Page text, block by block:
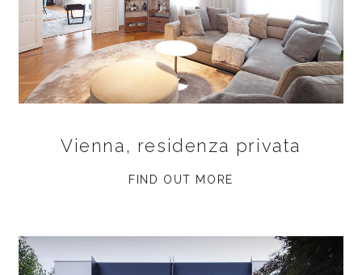
Vienna, residenza privata
FIND OUT MORE